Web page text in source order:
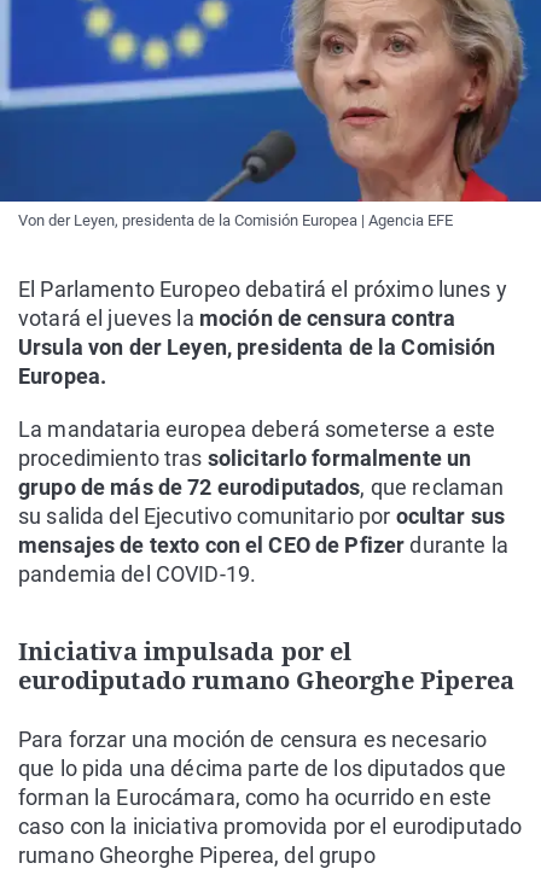
Von der Leyen, presidenta de la Comisión Europea | Agencia EFE
El Parlamento Europeo debatirá el próximo lunes y
votará el jueves la moción de censura contra
Ursula von der Leyen, presidenta de la Comisión
Europea.
La mandataria europea deberá someterse a este
procedimiento tras solicitarlo formalmente un
grupo de más de 72 eurodiputados, que reclaman
su salida del Ejecutivo comunitario por ocultar sus
mensajes de texto con el CEO de Pfizerdurante la
pandemia del COVID-19.
Iniciativa impulsada por el
eurodiputado rumano Gheorghe Piperea
Para forzar una moción de censura es necesario
que lo pida una décima parte de los diputados que
forman la Eurocámara, como ha ocurrido en este
caso con la iniciativa promovida por el eurodiputado
rumano Gheorghe Piperea, del grupo